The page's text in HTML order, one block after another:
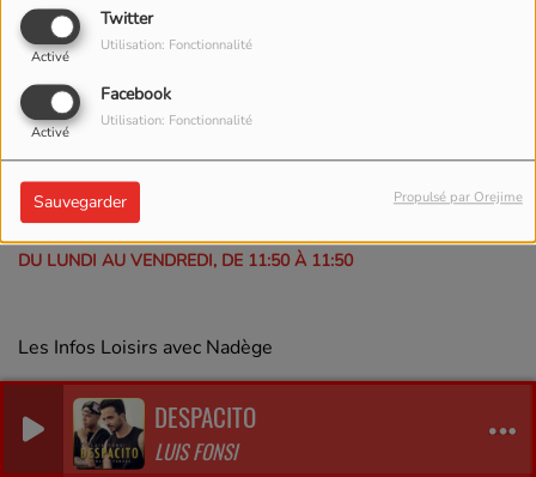
Twitter
Activé
Utilisation: Fonctionnalité
Facebook
Activé
Utilisation: Fonctionnalité
Sauvegarder Propulsé par Orejime
DESPACITO
LUIS FONSI
DU LUNDI AU VENDREDI, DE 11:50 À 11:50
Les Infos Loisirs avec Nadège